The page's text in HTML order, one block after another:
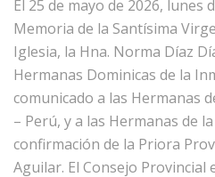
El 25 de mayo de 2026, lunes
Memoria de la Santísima
Iglesia, la Hna. Norma Díaz
Hermanas Dominicas de la
comunicado a las Hermanas
– Perú, y a las Hermanas de
confirmación de la Priora
Aguilar. El Consejo